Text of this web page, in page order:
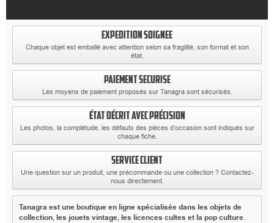
EXPEDITION SOIGNEE
Chaque objet est emballé avec attention selon sa fragilité, son format et son
état.
PAIEMENT SECURISE
Les moyens de paiement proposés sur Tanagra sont sécurisés.
ÉTAT DÉCRIT AVEC PRÉCISION
Les photos, la complétude, les défauts des pièces d’occasion sont indiqués sur
chaque fiche.
SERVICE CLIENT
Une question sur un produit, une précommande ou une collection ? Contactez-
nous directement.
Tanagra est une boutique en ligne spécialisée dans les objets de
collection, les jouets vintage, les licences cultes et la pop culture.